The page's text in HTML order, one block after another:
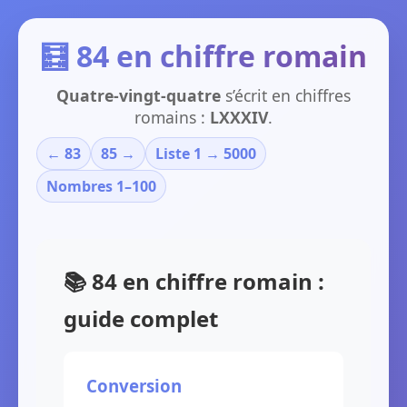
🧮 84 en chiffre romain
Quatre-vingt-quatre s’écrit en chiffres
romains : LXXXIV.
← 83 85 →
Liste 1 → 5000
Nombres 1–100
📚 84 en chiffre romain :
guide complet
Conversion